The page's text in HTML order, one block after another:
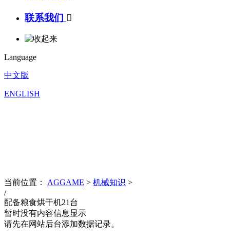
联系我们 
Language
中文版
ENGLISH
当前位置： AGGAME > 机械知识 >
/
配备粮食烘干机21台
暂时没有内容信息显示
请先在网站后台添加数据记录。